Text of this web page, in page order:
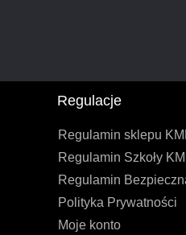
Regulacje
Regulamin sklepu
Regulamin Szkoły
Regulamin
Polityka Prywatności
Moje konto